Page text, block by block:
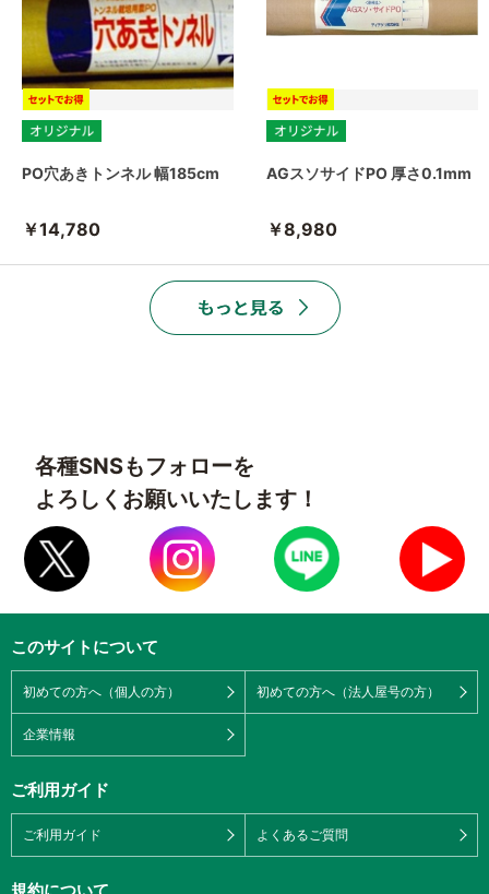
PO穴あきトンネル 幅185cm
￥14,780
AGスソサイドPO 厚さ0.1mm
￥8,980
各種SNSもフォローを
よろしくお願いいたします！
このサイトについて
初めての方へ（個人の方） 初めての方へ（法人屋号の方）
企業情報
ご利用ガイド
ご利用ガイド よくあるご質問